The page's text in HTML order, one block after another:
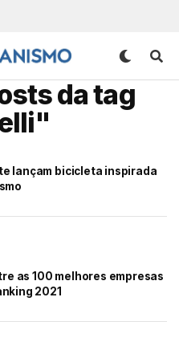
da tag
lançam bicicleta inspirada
as 100 melhores empresas
2021